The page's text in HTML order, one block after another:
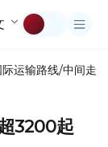
运输路线/中间走廊
3200起